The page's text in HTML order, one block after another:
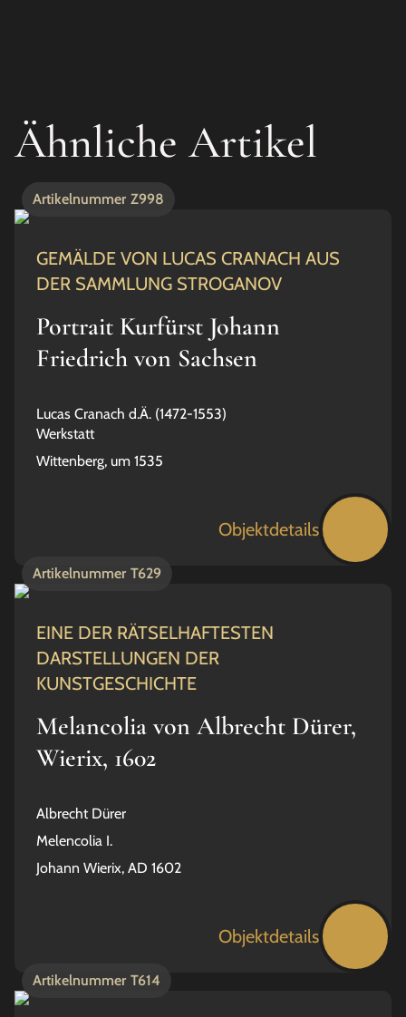
Ähnliche Artikel
Artikelnummer Z998
GEMÄLDE VON LUCAS CRANACH AUS
DER SAMMLUNG STROGANOV
Portrait Kurfürst Johann
Friedrich von Sachsen
Lucas Cranach d.Ä. (1472-1553)
Werkstatt
Wittenberg, um 1535
Objektdetails
Artikelnummer T629
EINE DER RÄTSELHAFTESTEN
DARSTELLUNGEN DER
KUNSTGESCHICHTE
Melancolia von Albrecht Dürer,
Wierix, 1602
Albrecht Dürer
Melencolia I.
Johann Wierix, AD 1602
Objektdetails
Artikelnummer T614